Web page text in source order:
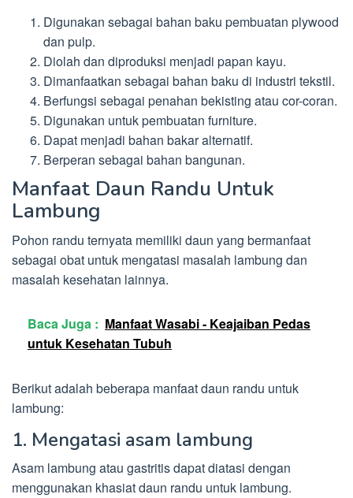
Digunakan sebagai bahan baku pembuatan plywood
dan pulp.
Diolah dan diproduksi menjadi papan kayu.
Dimanfaatkan sebagai bahan baku di industri tekstil.
Berfungsi sebagai penahan bekisting atau cor-coran.
Digunakan untuk pembuatan furniture.
Dapat menjadi bahan bakar alternatif.
Berperan sebagai bahan bangunan.
Manfaat Daun Randu Untuk
Lambung
Pohon randu ternyata memiliki daun yang bermanfaat
sebagai obat untuk mengatasi masalah lambung dan
masalah kesehatan lainnya.
Baca Juga : Manfaat Wasabi - Keajaiban Pedas
untuk Kesehatan Tubuh
Berikut adalah beberapa manfaat daun randu untuk
lambung:
1. Mengatasi asam lambung
Asam lambung atau gastritis dapat diatasi dengan
menggunakan khasiat daun randu untuk lambung.